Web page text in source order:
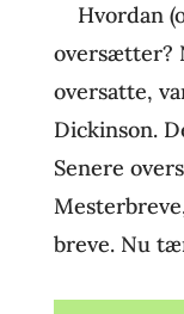
Hvordan
oversætter?
oversatte,
Dickinson.
Senere
breve. Nu